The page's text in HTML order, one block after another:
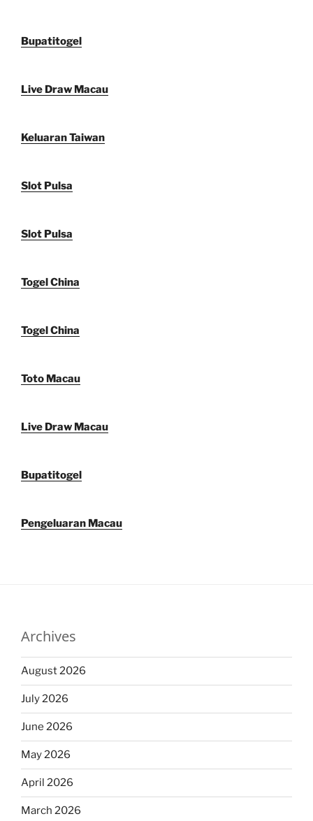
Bupatitogel
Live Draw Macau
Keluaran Taiwan
Slot Pulsa
Slot Pulsa
Togel China
Togel China
Toto Macau
Live Draw Macau
Bupatitogel
Pengeluaran Macau
Archives
August 2026
July 2026
June 2026
May 2026
April 2026
March 2026